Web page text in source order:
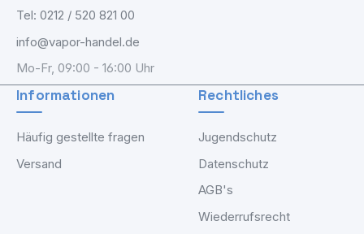
Tel: 0212 / 520 821 00
info@vapor-handel.de
Mo-Fr, 09:00 - 16:00 Uhr
Informationen
Häufig gestellte fragen
Versand
Rechtliches
Jugendschutz
Datenschutz
AGB's
Wiederrufsrecht